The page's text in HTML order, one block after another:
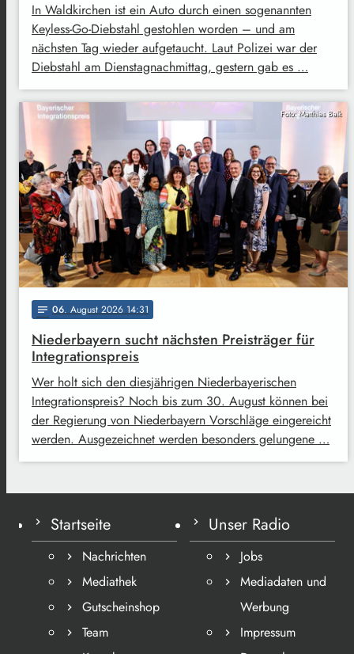
In Waldkirchen ist ein Auto durch einen sogenannten
Keyless-Go-Diebstahl gestohlen worden – und am
nächsten Tag wieder aufgetaucht. Laut Polizei war der
Diebstahl am Dienstagnachmittag, gestern gab es …
Foto: Matthias Balk
notes 06. August 2026 14:31
Niederbayern sucht nächsten Preisträger für
Integrationspreis
Wer holt sich den diesjährigen Niederbayerischen
Integrationspreis? Noch bis zum 30. August können bei
der Regierung von Niederbayern Vorschläge eingereicht
werden. Ausgezeichnet werden besonders gelungene …
Startseite
Nachrichten
Mediathek
Gutscheinshop
Team
Unser Radio
Jobs
Mediadaten und
Werbung
Impressum